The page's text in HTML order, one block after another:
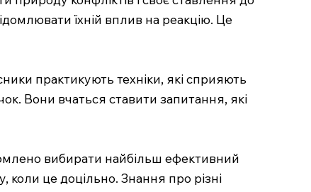
їхній вплив на реакцію. Це
практикують техніки, які сприяють
Вони вчаться ставити запитання, які
вибирати найбільш ефективний
коли це доцільно. Знання про різні